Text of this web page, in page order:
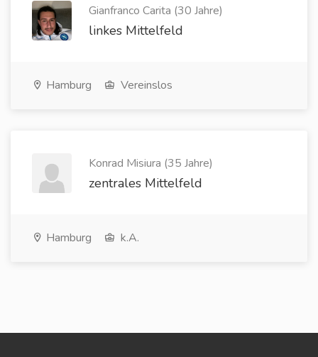
Gianfranco Carita (30 Jahre)
linkes Mittelfeld
Hamburg Vereinslos
Konrad Misiura (35 Jahre)
zentrales Mittelfeld
Hamburg k.A.